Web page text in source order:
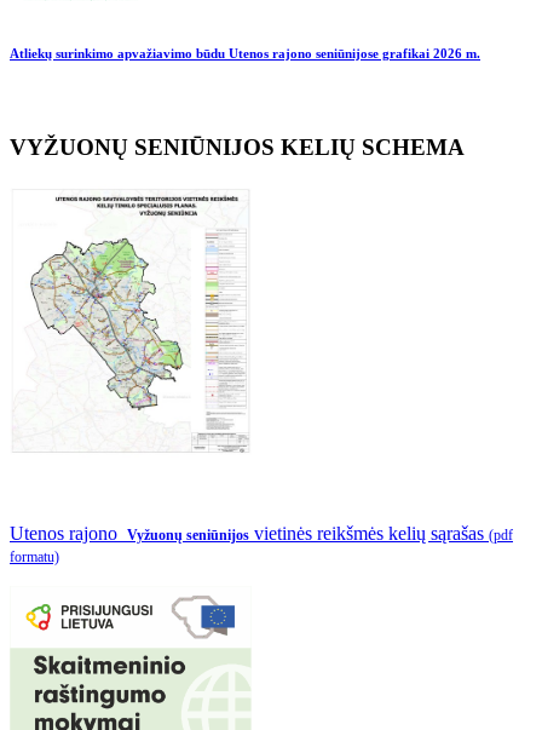
Atliekų surinkimo apvažiavimo būdu Utenos rajono seniūnijose grafikai 2026 m.
VYŽUONŲ SENIŪNIJOS KELIŲ SCHEMA
Utenos rajono Vyžuonų seniūnijos vietinės reikšmės kelių sąrašas (pdf
formatu)